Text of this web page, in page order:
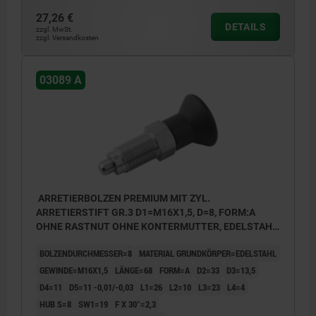
27,26 €
zzgl. MwSt.
zzgl. Versandkosten
DETAILS
03089 A
ARRETIERBOLZEN PREMIUM MIT ZYL.
ARRETIERSTIFT GR.3 D1=M16X1,5, D=8, FORM:A
OHNE RASTNUT OHNE KONTERMUTTER, EDELSTAHL
SCHWARZGRAU RAL7021
BOLZENDURCHMESSER=8
MATERIAL GRUNDKÖRPER=EDELSTAHL
GEWINDE=M16X1,5
LÄNGE=68 FORM=A D2=33
D3=13,5
D4=11
D5=11 -0,01/-0,03 L1=26 L2=10 L3=23
L4=4
HUB S=8
SW1=19
F X 30°=2,3